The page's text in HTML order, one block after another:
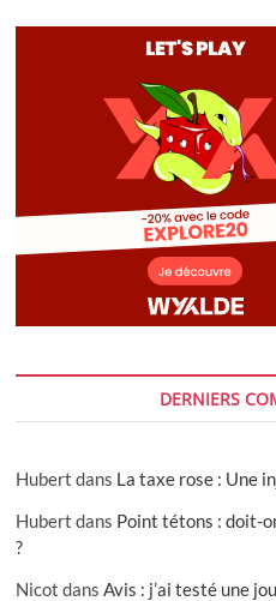
DERNIERS
Hubert dans La taxe rose : Une
Hubert dans Point tétons : doit-
?
Nicot dansAvis : j’ai testé une